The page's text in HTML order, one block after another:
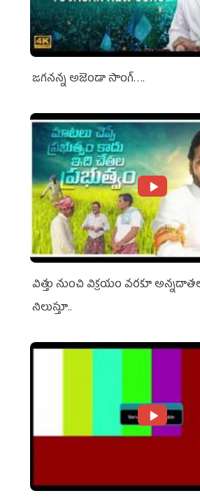
జగనన్న అజెండా సాంగ్….
విత్తు నుంచి విక్రయం వరకూ
నిలుస్తూ..